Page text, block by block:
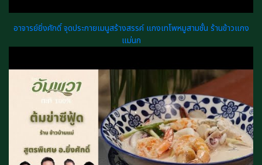
อาจารย์ยิ่งศักดิ์ จุดประกายเมนูสร้างสรรค์ แกงเทโพหมูสามชั้น ร้านข้าวแกง
แม่นก